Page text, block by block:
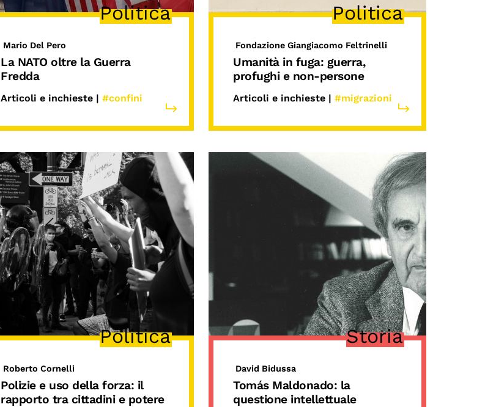
Politica
Mario Del Pero
La NATO oltre la Guerra
Fredda
Articoli e inchieste | #confini
Politica
Fondazione Giangiacomo Feltrinelli
Umanità in fuga: guerra,
profughi e non-persone
Articoli e inchieste | #migrazioni
Politica
Roberto Cornelli
Polizie e uso della forza: il
rapporto tra cittadini e potere
Storia
David Bidussa
Tomás Maldonado: la
questione intellettuale